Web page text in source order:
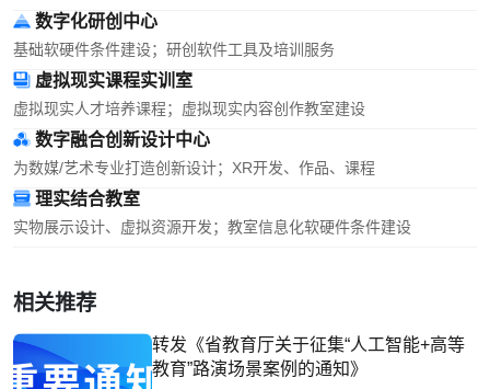
数字化研创中心
基础软硬件条件建设；研创软件工具及培训服务
虚拟现实课程实训室
虚拟现实人才培养课程；虚拟现实内容创作教室建设
数字融合创新设计中心
为数媒/艺术专业打造创新设计；XR开发、作品、课程
理实结合教室
实物展示设计、虚拟资源开发；教室信息化软硬件条件建设
相关推荐
转发《省教育厅关于征集“人工智能+高等
教育”路演场景案例的通知》